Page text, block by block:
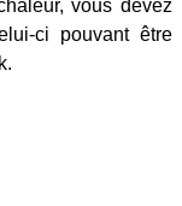
vous devez
ci pouvant être